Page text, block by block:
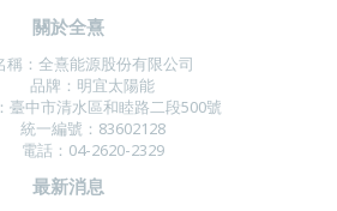
關於全熹
稱： 全熹能源股份有限公司
品牌：明宜太陽能
臺中市清水區和睦路二段500號
統一編號：83602128
電話：04-2620-2329
最新消息